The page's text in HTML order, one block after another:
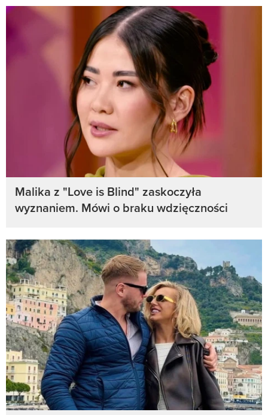
Malika z "Love is Blind" zaskoczyła
wyznaniem. Mówi o braku wdzięczności